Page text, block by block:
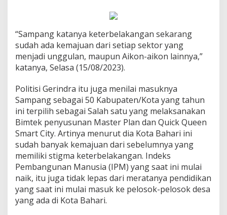
“Sampang katanya keterbelakangan sekarang
sudah ada kemajuan dari setiap sektor yang
menjadi unggulan, maupun Aikon-aikon lainnya,”
katanya, Selasa (15/08/2023).
Politisi Gerindra itu juga menilai masuknya
Sampang sebagai 50 Kabupaten/Kota yang tahun
ini terpilih sebagai Salah satu yang melaksanakan
Bimtek penyusunan Master Plan dan Quick Queen
Smart City. Artinya menurut dia Kota Bahari ini
sudah banyak kemajuan dari sebelumnya yang
memiliki stigma keterbelakangan. Indeks
Pembangunan Manusia (IPM) yang saat ini mulai
naik, itu juga tidak lepas dari meratanya pendidikan
yang saat ini mulai masuk ke pelosok-pelosok desa
yang ada di Kota Bahari.